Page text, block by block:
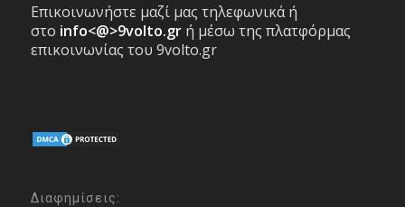
Επικοινωνήστε μαζί μας τηλεφωνικά ή
στο info<@>9volto.gr ή μέσω της πλατφόρμας
επικοινωνίας του 9volto.gr
Διαφημίσεις: